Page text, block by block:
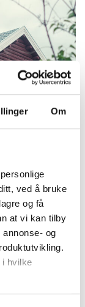
Om
ved å bruke
og få
at vi kan tilby
og
i hvilke